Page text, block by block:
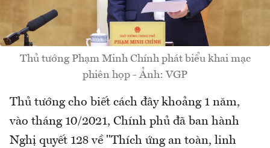
Thủ tướng Phạm Minh Chính phát biểu khai mạc
phiên họp - Ảnh: VGP
Thủ tướng cho biết cách đây khoảng 1 năm,
vào tháng 10/2021, Chính phủ đã ban hành
Nghị quyết 128 về "Thích ứng an toàn, linh